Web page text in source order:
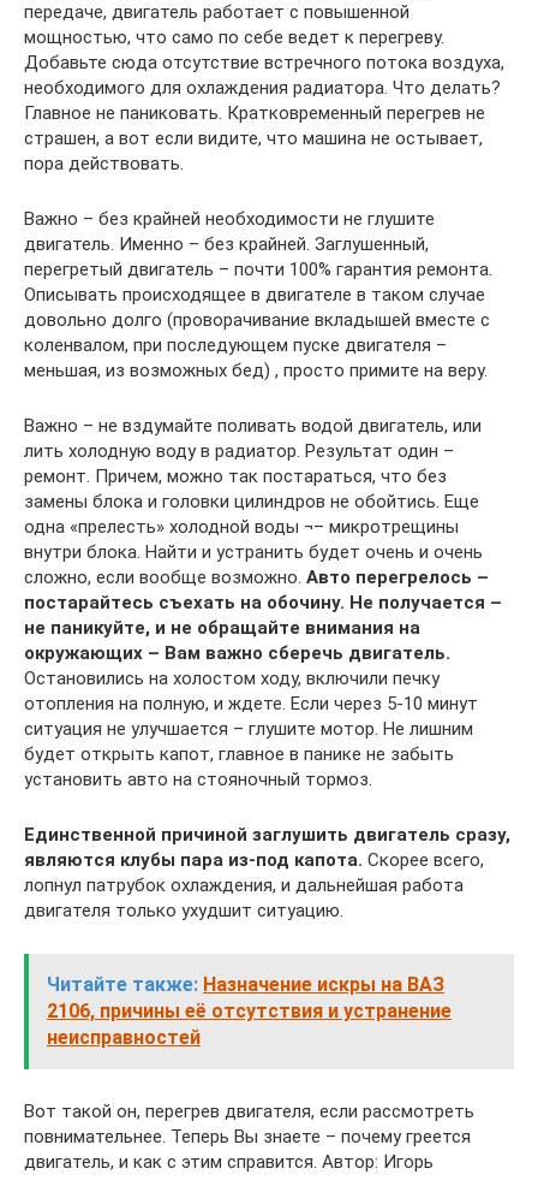
передаче, двигатель работает с повышенной
мощностью, что само по себе ведет к перегреву.
Добавьте сюда отсутствие встречного потока воздуха,
необходимого для охлаждения радиатора. Что делать?
Главное не паниковать. Кратковременный перегрев не
страшен, а вот если видите, что машина не остывает,
пора действовать.
Важно – без крайней необходимости не глушите
двигатель. Именно – без крайней. Заглушенный,
перегретый двигатель – почти 100% гарантия ремонта.
Описывать происходящее в двигателе в таком случае
довольно долго (проворачивание вкладышей вместе с
коленвалом, при последующем пуске двигателя –
меньшая, из возможных бед) , просто примите на веру.
Важно – не вздумайте поливать водой двигатель, или
лить холодную воду в радиатор. Результат один –
ремонт. Причем, можно так постараться, что без
замены блока и головки цилиндров не обойтись. Еще
одна «прелесть» холодной воды ¬– микротрещины
внутри блока. Найти и устранить будет очень и очень
сложно, если вообще возможно. Авто перегрелось –
постарайтесь съехать на обочину. Не получается –
не паникуйте, и не обращайте внимания на
окружающих – Вам важно сберечь двигатель.
Остановились на холостом ходу, включили печку
отопления на полную, и ждете. Если через 5-10 минут
ситуация не улучшается – глушите мотор. Не лишним
будет открыть капот, главное в панике не забыть
установить авто на стояночный тормоз.
Единственной причиной заглушить двигатель сразу,
являются клубы пара из-под капота. Скорее всего,
лопнул патрубок охлаждения, и дальнейшая работа
двигателя только ухудшит ситуацию.
Читайте также: Назначение искры на ВАЗ
2106, причины её отсутствия и устранение
неисправностей
Вот такой он, перегрев двигателя, если рассмотреть
повнимательнее. Теперь Вы знаете – почему греется
двигатель, и как с этим справится. Автор: Игорь